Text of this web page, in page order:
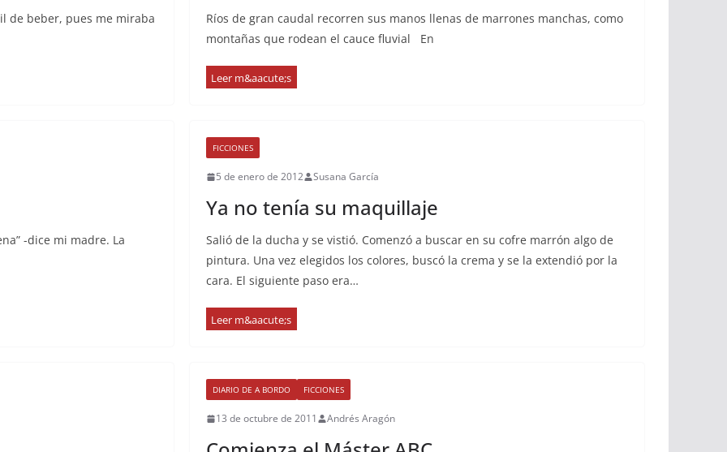
de beber, pues me miraba
Ríos de gran caudal recorren sus manos llenas de marrones manchas, como
montañas que rodean el cauce fluvial En
-dice mi madre. La
FICCIONES
5 de enero de 2012 Susana García
Ya no tenía su maquillaje
Salió de la ducha y se vistió. Comenzó a buscar en su cofre marrón algo de
pintura. Una vez elegidos los colores, buscó la crema y se la extendió por la
cara. El siguiente paso era…
DIARIO DE A BORDO FICCIONES
13 de octubre de 2011 Andrés Aragón